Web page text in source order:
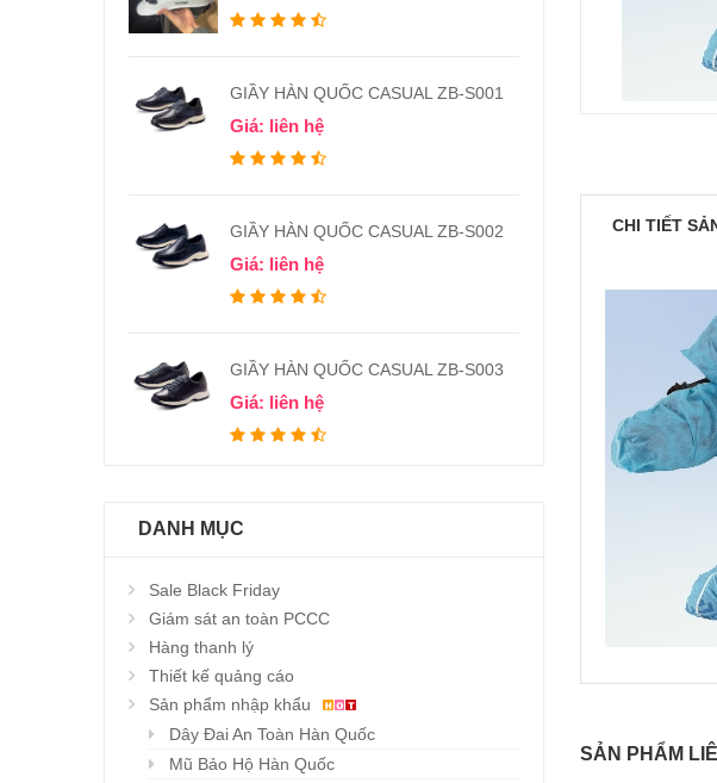
GIẦY HÀN QUỐC CASUAL ZB-S001
Giá: liên hệ
GIẦY HÀN QUỐC CASUAL ZB-S002
Giá: liên hệ
GIẦY HÀN QUỐC CASUAL ZB-S003
Giá: liên hệ
DANH MỤC
Sale Black Friday
Giám sát an toàn PCCC
Hàng thanh lý
Thiết kế quảng cáo
Sản phẩm nhập khẩu
Dây Đai An Toàn Hàn Quốc
Mũ Bảo Hộ Hàn Quốc
CHI TIẾT
SẢN PHẨM